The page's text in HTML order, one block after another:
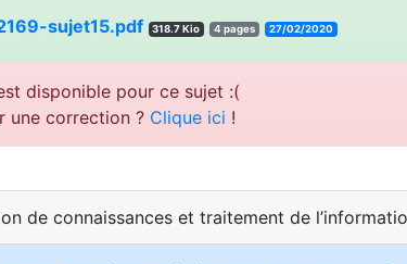
sujet15.pdf 318.7 Kio 4 pages 27/02/2020
disponible pour ce sujet :(
une correction ? Clique ici !
de connaissances et traitement de